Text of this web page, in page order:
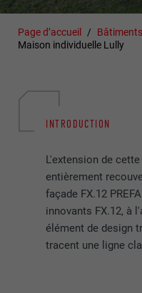
Page d’accueil
Maison individuelle Lully
INTRODUCTION
L'extension de
entièrement
façade FX.12
innovants FX.12, à
élément de design
tracent une ligne